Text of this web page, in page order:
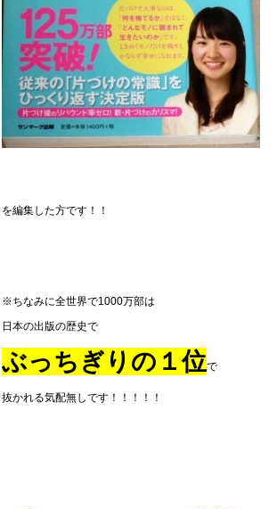
を編集した方です！！
※ちなみに全世界で1000万部は
日本の出版の歴史で
ぶっちぎりの１位で
抜かれる気配無しです！！！！！